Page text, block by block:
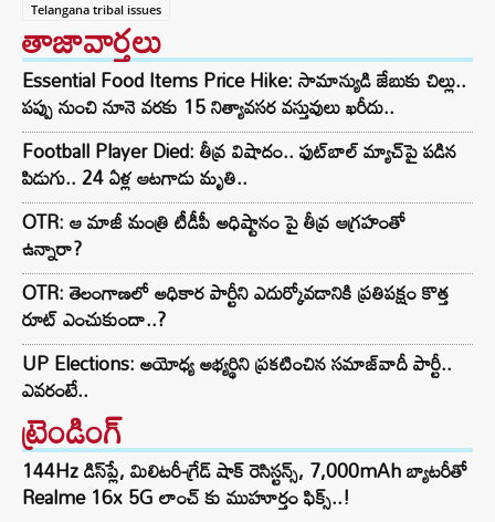
Telangana tribal issues
తాజావార్తలు
Essential Food Items Price Hike: సామాన్యుడి జేబుకు చిల్లు..
పప్పు నుంచి నూనె వరకు 15 నిత్యావసర వస్తువులు ఖరీదు..
Football Player Died: తీవ్ర విషాదం.. ఫుట్‌బాల్ మ్యాచ్‌పై పడిన
పిడుగు.. 24 ఏళ్ల ఆటగాడు మృతి..
OTR: ఆ మాజీ మంత్రి టీడీపీ అధిష్టానం పై తీవ్ర ఆగ్రహంతో
ఉన్నారా?
OTR: తెలంగాణలో అధికార పార్టీని ఎదుర్కోవడానికి ప్రతిపక్షం కొత్త
రూట్‌ ఎంచుకుందా..?
UP Elections: అయోధ్య అభ్యర్థిని ప్రకటించిన సమాజ్‌వాదీ పార్టీ..
ఎవరంటే..
ట్రెండింగ్‌
144Hz డిస్‌ప్లే, మిలిటరీ-గ్రేడ్ షాక్ రెసిస్టన్స్, 7,000mAh బ్యాటరీతో
Realme 16x 5G లాంచ్ కు ముహూర్తం ఫిక్స్..!